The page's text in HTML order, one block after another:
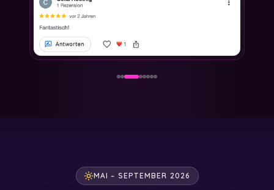
MAI – SEPTEMBER 2026